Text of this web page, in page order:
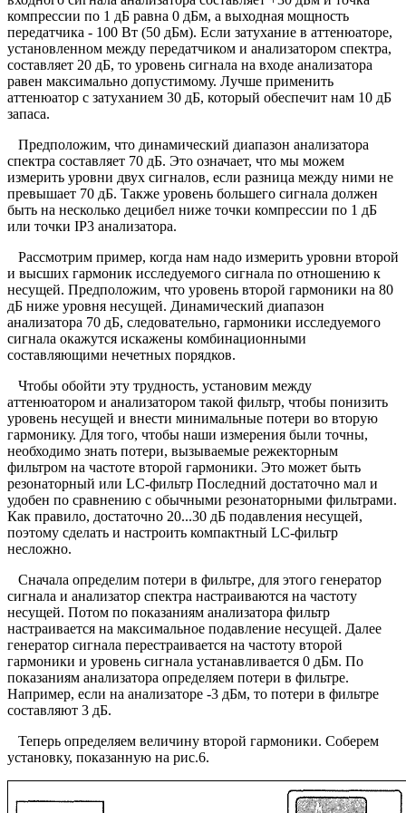
компрессии по 1 дБ равна 0 дБм, а выходная мощность
передатчика - 100 Вт (50 дБм). Если затухание в аттенюаторе,
установленном между передатчиком и анализатором спектра,
составляет 20 дБ, то уровень сигнала на входе анализатора
равен максимально допустимому. Лучше применить
аттенюатор с затуханием 30 дБ, который обеспечит нам 10 дБ
запаса.
Предположим, что динамический диапазон анализатора
спектра составляет 70 дБ. Это означает, что мы можем
измерить уровни двух сигналов, если разница между ними не
превышает 70 дБ. Также уровень большего сигнала должен
быть на несколько децибел ниже точки компрессии по 1 дБ
или точки IP3 анализатора.
Рассмотрим пример, когда нам надо измерить уровни второй
и высших гармоник исследуемого сигнала по отношению к
несущей. Предположим, что уровень второй гармоники на 80
дБ ниже уровня несущей. Динамический диапазон
анализатора 70 дБ, следовательно, гармоники исследуемого
сигнала окажутся искажены комбинационными
составляющими нечетных порядков.
Чтобы обойти эту трудность, установим между
аттенюатором и анализатором такой фильтр, чтобы понизить
уровень несущей и внести минимальные потери во вторую
гармонику. Для того, чтобы наши измерения были точны,
необходимо знать потери, вызываемые режекторным
фильтром на частоте второй гармоники. Это может быть
резонаторный или LC-фильтр Последний достаточно мал и
удобен по сравнению с обычными резонаторными фильтрами.
Как правило, достаточно 20...30 дБ подавления несущей,
поэтому сделать и настроить компактный LC-фильтр
несложно.
Сначала определим потери в фильтре, для этого генератор
сигнала и анализатор спектра настраиваются на частоту
несущей. Потом по показаниям анализатора фильтр
настраивается на максимальное подавление несущей. Далее
генератор сигнала перестраивается на частоту второй
гармоники и уровень сигнала устанавливается 0 дБм. По
показаниям анализатора определяем потери в фильтре.
Например, если на анализаторе -3 дБм, то потери в фильтре
составляют 3 дБ.
Теперь определяем величину второй гармоники. Соберем
установку, показанную на рис.6.